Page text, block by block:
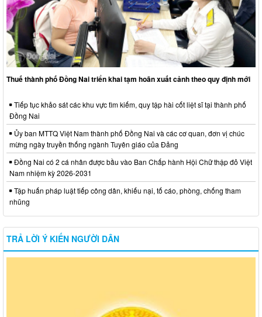
Thuế thành phố Đồng Nai triển khai tạm hoãn xuất cảnh theo quy định mới
Tiếp tục khảo sát các khu vực tìm kiếm, quy tập hài cốt liệt sĩ tại thành phố
Đồng Nai
Ủy ban MTTQ Việt Nam thành phố Đồng Nai và các cơ quan, đơn vị chúc
mừng ngày truyền thống ngành Tuyên giáo của Đảng
Đồng Nai có 2 cá nhân được bầu vào Ban Chấp hành Hội Chữ thập đỏ Việt
Nam nhiệm kỳ 2026-2031
Tập huấn pháp luật tiếp công dân, khiếu nại, tố cáo, phòng, chống tham
nhũng
TRẢ LỜI Ý KIẾN NGƯỜI DÂN